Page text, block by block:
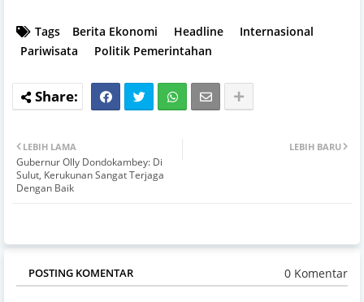
Tags Berita Ekonomi Headline
Internasional
Pariwisata
Politik Pemerintahan
LEBIH BARU
LEBIH LAMA
Gubernur Olly Dondokambey: Di
Sulut, Kerukunan Sangat Terjaga
Dengan Baik
POSTING KOMENTAR 0 Komentar